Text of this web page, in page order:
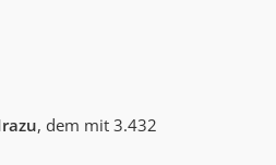
, dem mit 3.432